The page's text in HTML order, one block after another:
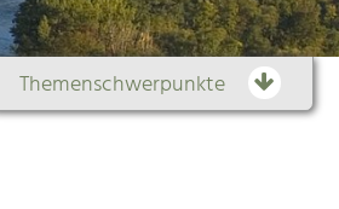
Themenschwerpunkte